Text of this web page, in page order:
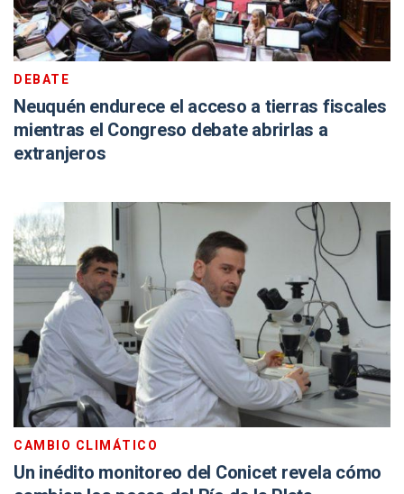
DEBATE
Neuquén endurece el acceso a tierras fiscales
mientras el Congreso debate abrirlas a
extranjeros
CAMBIO CLIMÁTICO
Un inédito monitoreo del Conicet revela cómo